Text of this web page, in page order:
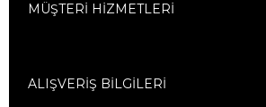
MÜŞTERİ HİZMETLERİ
ALIŞVERİŞ BİLGİLERİ